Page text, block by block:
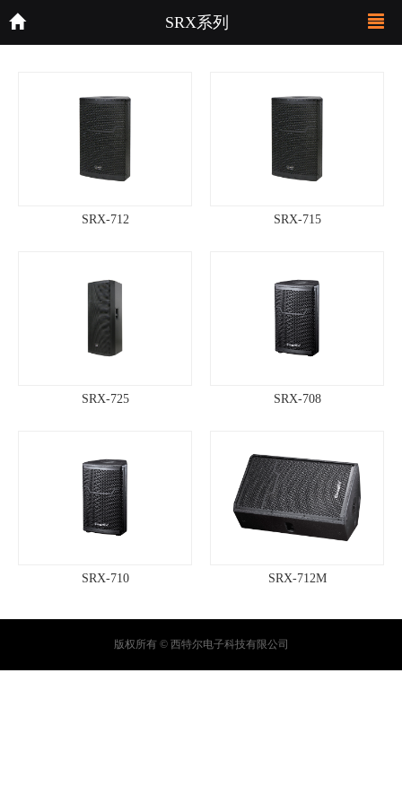
SRX系列
SRX-712 SRX-715
SRX-725 SRX-708
SRX-710 SRX-712M
版权所有 © 西特尔电子科技有限公司